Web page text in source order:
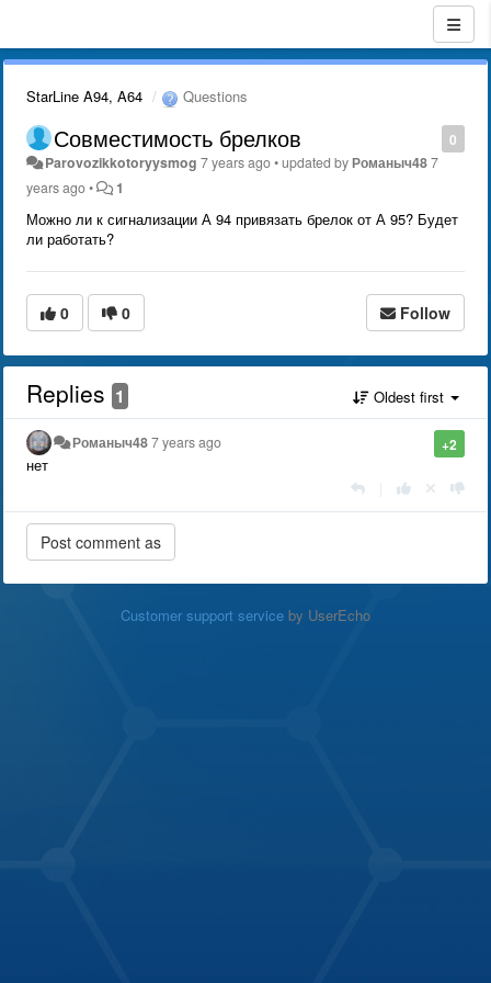
StarLine A94, A64 Questions
0
Совместимость брелков
Parovozikkotoryysmog 7 years ago•updated byРоманыч487
years ago• 1
Можно ли к сигнализации А 94 привязать брелок от А 95? Будет
ли работать?
0 0 Follow
Replies 1 Oldest first
+2
Романыч487 years ago
нет
Customer support service by UserEcho